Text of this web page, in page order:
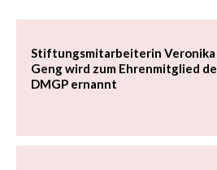
Stiftungsmitarbeiterin Veronika
Geng wird zum Ehrenmitglied
DMGP ernannt